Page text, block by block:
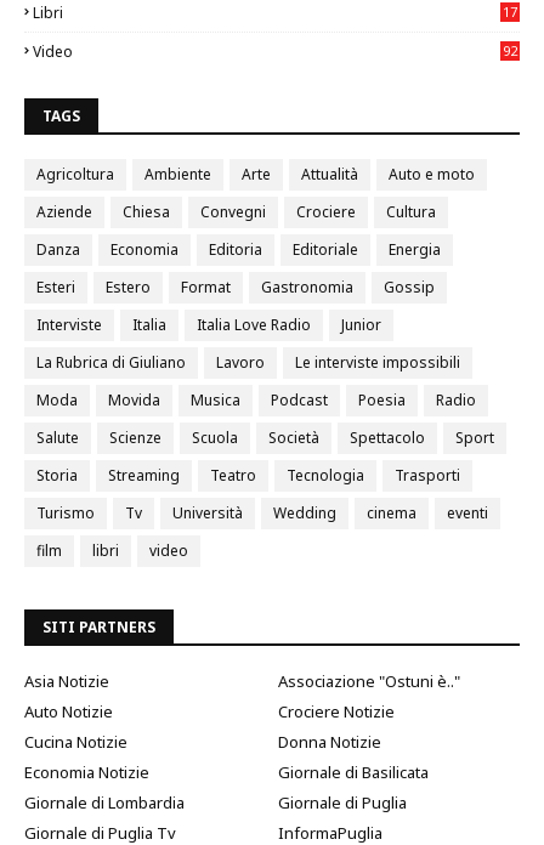
Libri
17
Video
92
TAGS
Agricoltura Ambiente Arte Attualità
Auto e moto
Aziende
Chiesa Convegni Crociere
Cultura
Danza
Economia Editoria Editoriale
Energia
Esteri
Estero Format Gastronomia
Gossip
Interviste
Italia Italia Love Radio
Junior
La Rubrica di Giuliano
Lavoro
Le interviste impossibili
Moda
Movida Musica Podcast Poesia
Radio
Salute
Scienze Scuola Società Spettacolo
Sport
Storia
Streaming Teatro Tecnologia
Trasporti
Turismo
Tv Università Wedding cinema
eventi
film
libri video
SITI PARTNERS
Asia Notizie
Associazione "Ostuni è.."
Auto Notizie
Crociere Notizie
Cucina Notizie
Donna Notizie
Economia Notizie
Giornale di Basilicata
Giornale di Lombardia
Giornale di Puglia
Giornale di Puglia Tv
InformaPuglia